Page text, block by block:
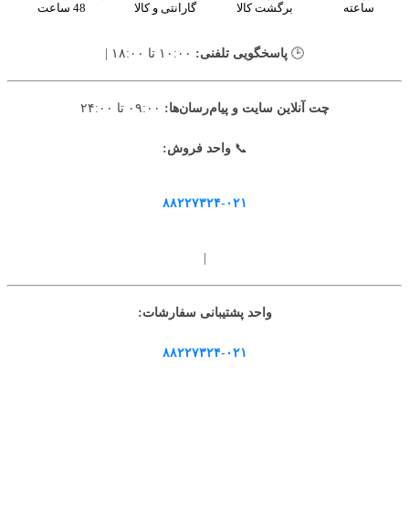
ساعته
برگشت کالا
گارانتی و کالا
48 ساعت
🕒 پاسخگویی تلفنی:
چت آنلاین سایت و پیام‌رسان‌ها:
📞واحد فروش:
۸۸۲۲۷۳۲۴-۰۲۱
واحد پشتیبانی سفارشات:
۸۸۲۲۷۳۲۴-۰۲۱